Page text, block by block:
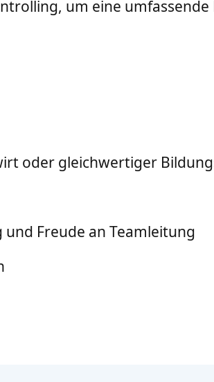
um eine
oder gleichwertiger
Freude an Teamleitung